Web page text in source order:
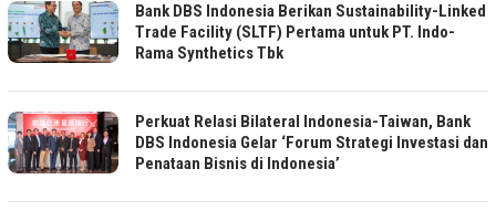
Bank DBS Indonesia Berikan Sustainability-Linked
Trade Facility (SLTF) Pertama untuk PT. Indo-
Rama Synthetics Tbk
Perkuat Relasi Bilateral Indonesia-Taiwan, Bank
DBS Indonesia Gelar ‘Forum Strategi Investasi dan
Penataan Bisnis di Indonesia’